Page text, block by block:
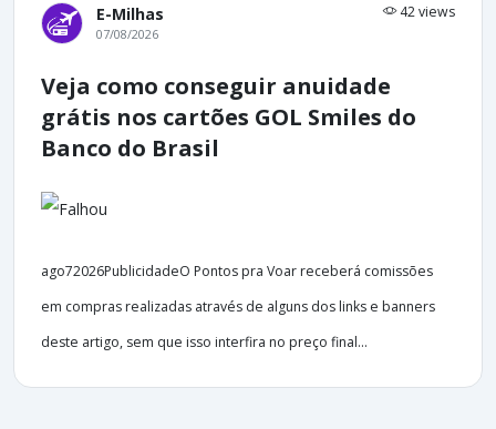
E-Milhas 42 views
07/08/2026
Veja como conseguir anuidade
grátis nos cartões GOL Smiles do
Banco do Brasil
ago72026PublicidadeO Pontos pra Voar receberá comissões
em compras realizadas através de alguns dos links e banners
deste artigo, sem que isso interfira no preço final...